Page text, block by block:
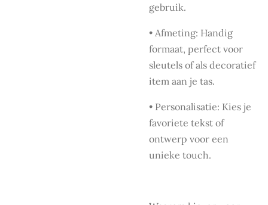
gebruik.
• Afmeting: Handig
formaat, perfect voor
sleutels of als decoratief
item aan je tas.
• Personalisatie: Kies je
favoriete tekst of
ontwerp voor een
unieke touch.